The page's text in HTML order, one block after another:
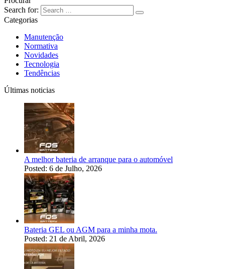
Search for:
Categorias
Manutenção
Normativa
Novidades
Tecnologia
Tendências
Últimas noticias
A melhor bateria de arranque para o automóvel
Posted: 6 de Julho, 2026
Bateria GEL ou AGM para a minha mota.
Posted: 21 de Abril, 2026